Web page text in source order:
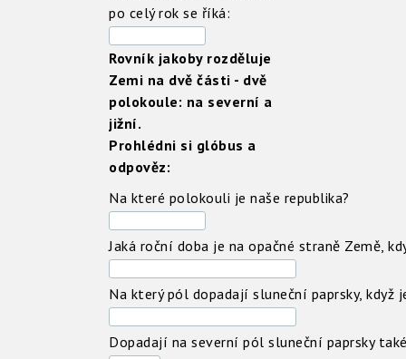
po celý rok se říká:
Rovník jakoby rozděluje
Zemi na dvě části - dvě
polokoule: na severní a
jižní.
Prohlédni si glóbus a
odpověz:
Na které polokouli je naše republika?
Jaká roční doba je na opačné straně Země,
Na který pól dopadají sluneční paprsky, když
Dopadají na severní pól sluneční paprsky